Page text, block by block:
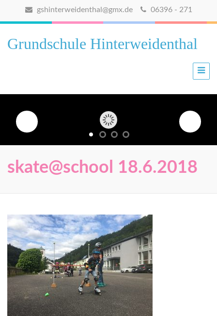
gshinterweidenthal@gmx.de 06396 - 271
Grundschule Hinterweidenthal
skate@school 18.6.2018